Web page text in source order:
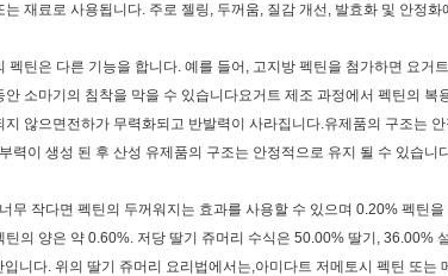
재료로 사용됩니다. 주로 젤링, 두꺼움, 질감 개선, 발효화 및 안정화
펙틴은 다른 기능을 합니다. 예를 들어, 고지방 펙틴을 첨가하면 요거
소마기의 침착을 막을 수 있습니다요거트 제조 과정에서 펙틴의 복
않으면전하가 무력화되고 반발력이 사라집니다.유제품의 구조는
력이 생성 된 후 산성 유제품의 구조는 안정적으로 유지 될 수 있습니
무 작다면 펙틴의 두꺼워지는 효과를 사용할 수 있으며 0.20% 펙틴
의 양은 약 0.60%. 저당 딸기 쥬머리 수식은 50.00% 딸기, 36.00%
니다. 위의 딸기 쥬머리 요리법에서는,아미다트 저메토시 펙틴 또는